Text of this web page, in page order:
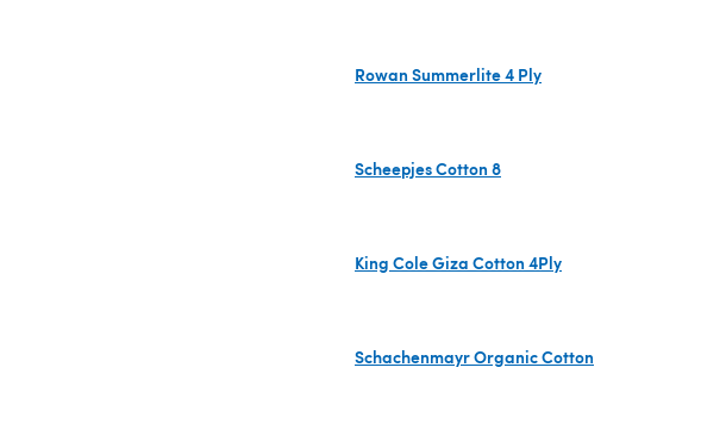
Rowan Summerlite 4 Ply
Scheepjes Cotton 8
King Cole Giza Cotton 4Ply
Schachenmayr Organic Cotton